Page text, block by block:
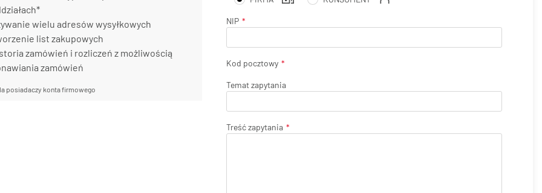
wielu adresów wysyłkowych
list zakupowych
zamówień i rozliczeń z możliwością
zamówień
posiadaczy konta firmowego
NIP
Kod pocztowy
Temat zapytania
Treść zapytania